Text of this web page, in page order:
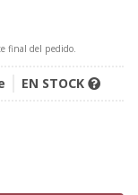
final del pedido.
EN STOCK